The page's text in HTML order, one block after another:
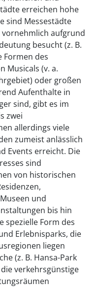
erreichen hohe
sind Messestädte
aufgrund
besucht (z. B.
Formen des
Musicals (v. a.
oder großen
Aufenthalte in
sind, gibt es im
zwei
allerdings viele
zumeist anlässlich
Events erreicht. Die
sind
von historischen
und
bis hin
spezielle Form des
Erlebnisparks, die
liegen
(z. B. Hansa-Park
verkehrsgünstige